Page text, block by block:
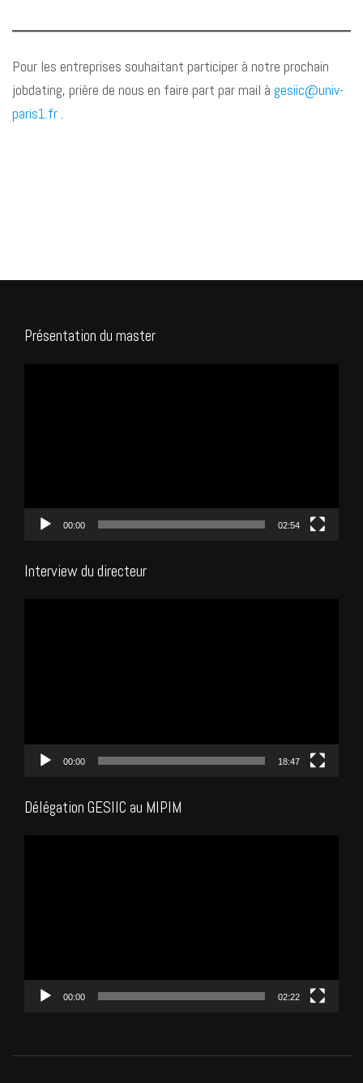
Pour les entreprises souhaitant participer à notre prochain
jobdating, prière de nous en faire part par mail à gesiic@univ-
paris1.fr .
Présentation du master
00:00 02:54
Interview du directeur
00:00 18:47
Délégation GESIIC au MIPIM
00:00 02:22